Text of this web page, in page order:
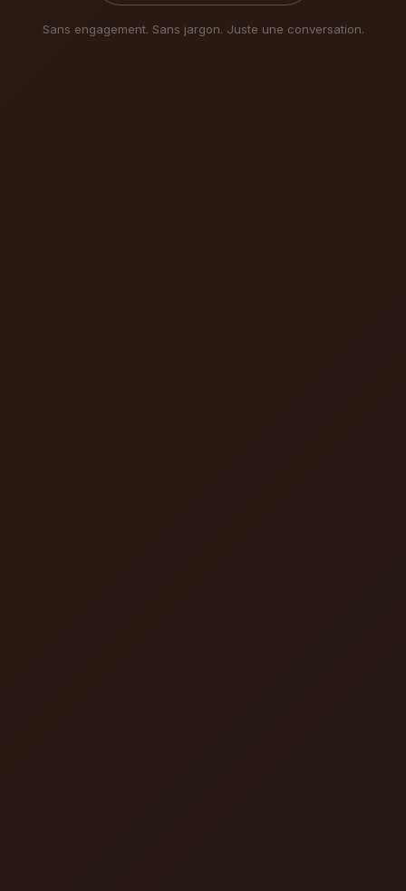
Sans engagement. Sans jargon. Juste une conversation.